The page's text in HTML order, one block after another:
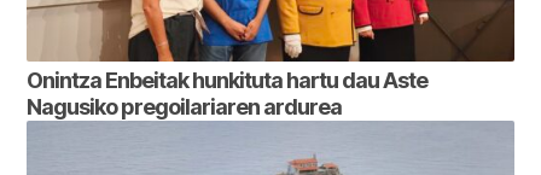
Onintza Enbeitak hunkituta hartu dau Aste
Nagusiko pregoilariaren ardurea